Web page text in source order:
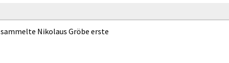
Nikolaus Gröbe erste